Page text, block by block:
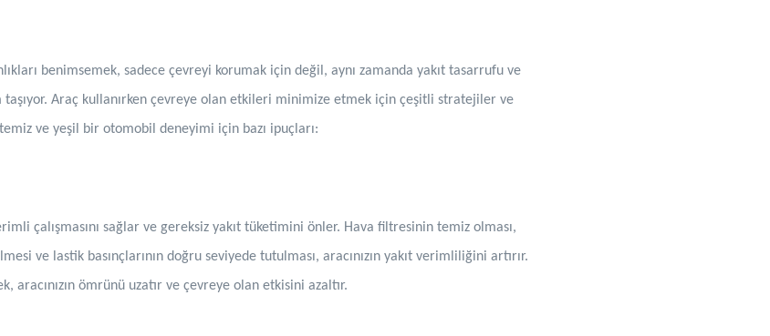
benimsemek, sadece çevreyi korumak için değil, aynı zamanda yakıt tasarrufu ve
taşıyor. Araç kullanırken çevreye olan etkileri minimize etmek için çeşitli stratejiler ve
ve yeşil bir otomobil deneyimi için bazı ipuçları:
çalışmasını sağlar ve gereksiz yakıt tüketimini önler. Hava filtresinin temiz olması,
ve lastik basınçlarının doğru seviyede tutulması, aracınızın yakıt verimliliğini artırır.
ömrünü uzatır ve çevreye olan etkisini azaltır.